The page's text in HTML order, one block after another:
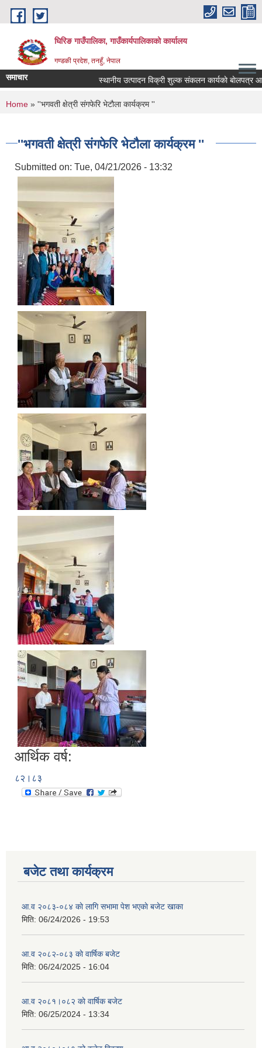
Skip to main content
घिरिङ गाउँपालिका, गाउँकार्यपालिकाको कार्यालय
गण्डकी प्रदेश, तनहुँ, नेपाल
समाचार स्थानीय उत्पादन विक्री शुल्क संकलन कार्यकाे बाेलपत्र
You are here
Home » ''भगवती क्षेत्री संगफेरि भेटाैला कार्यक्रम ''
''भगवती क्षेत्री संगफेरि भेटाैला कार्यक्रम ''
Submitted on: Tue, 04/21/2026 - 13:32
आर्थिक वर्ष:
८२।८३
बजेट तथा कार्यक्रम
आ.व २०८३-०८४ काे लागि सभामा पेश भएकाे बजेट खाका
मिति: 06/24/2026 - 19:53
आ.व २०८२-०८३ काे वार्षिक बजेट
मिति: 06/24/2025 - 16:04
आ.व २०८१।०८२ काे वार्षिक बजेट
मिति: 06/25/2024 - 13:34